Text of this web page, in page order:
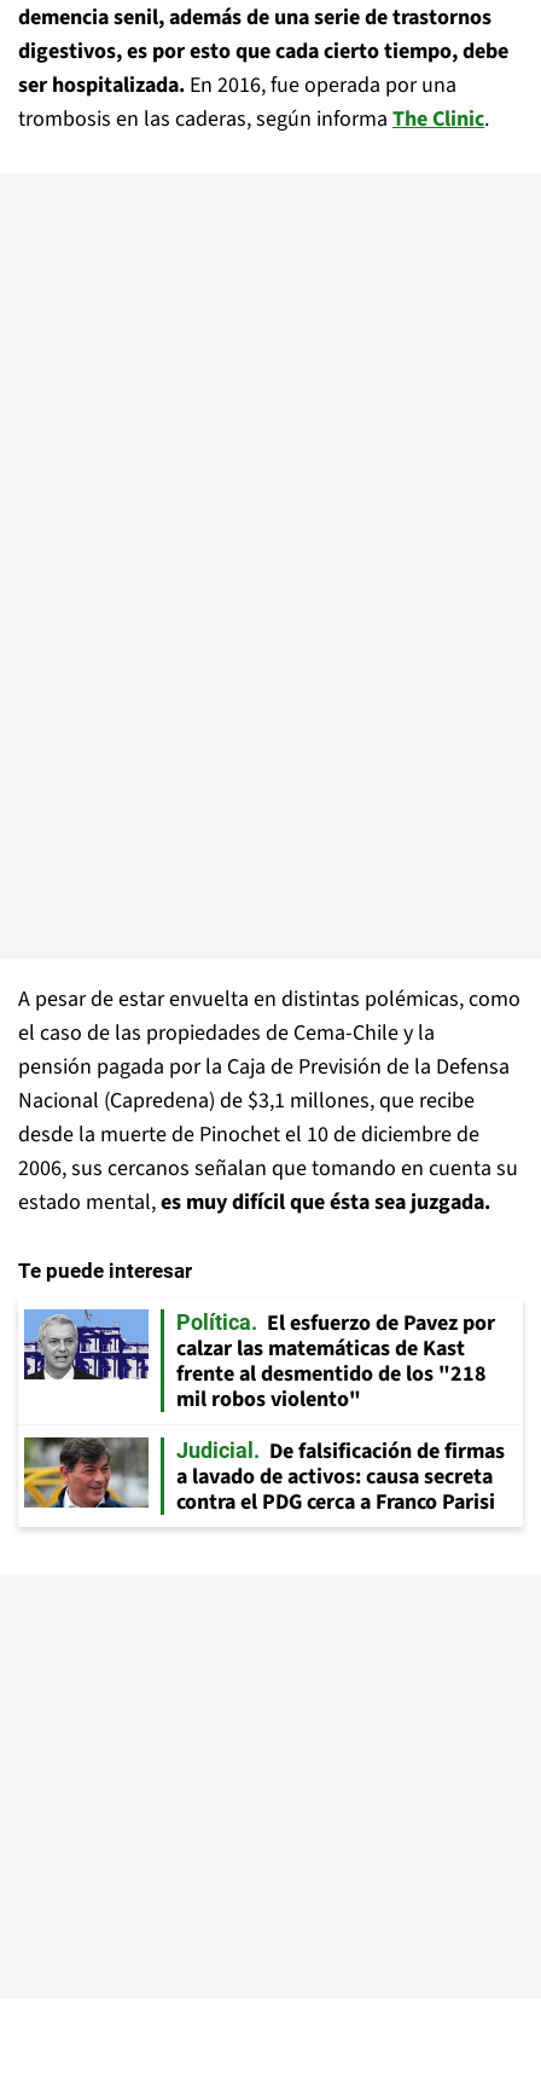
demencia senil, además de una serie de trastornos
digestivos, es por esto que cada cierto tiempo, debe
ser hospitalizada. En 2016, fue operada por una
trombosis en las caderas, según informa The Clinic.
A pesar de estar envuelta en distintas polémicas, como
el caso de las propiedades de Cema-Chile y la
pensión pagada por la Caja de Previsión de la Defensa
Nacional (Capredena) de $3,1 millones, que recibe
desde la muerte de Pinochet el 10 de diciembre de
2006, sus cercanos señalan que tomando en cuenta su
estado mental,es muy difícil que ésta sea juzgada.
Te puede interesar
Política
El esfuerzo de Pavez por
calzar las matemáticas de Kast
frente al desmentido de los "218
mil robos violento"
Judicial
De falsificación de firmas
a lavado de activos: causa secreta
contra el PDG cerca a Franco Parisi